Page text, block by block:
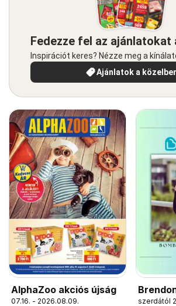
Fedezze fel az ajánlatokat
Inspirációt keres? Nézze meg a
Ajánlatok a
AlphaZoo akciós újság
07.16. - 2026.08.09.
szerdától